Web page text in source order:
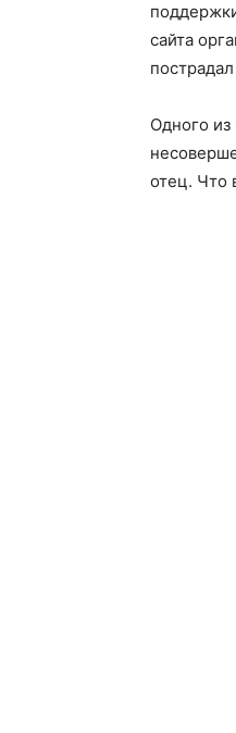
сайта
Одного из
отец. Что